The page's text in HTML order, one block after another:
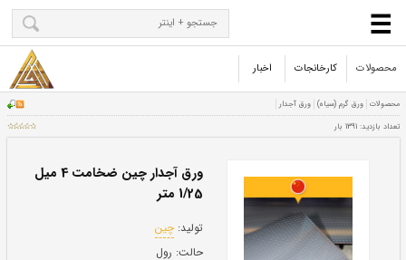
محصولات کارخانجات اخبار